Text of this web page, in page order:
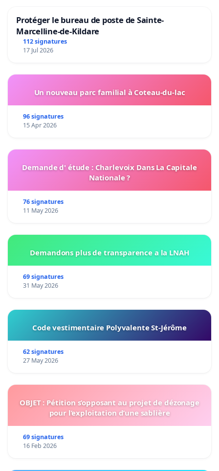
Protéger le bureau de poste de Sainte-
Marcelline-de-Kildare
112 signatures
17 Jul 2026
Un nouveau parc familial à Coteau-du-lac
96 signatures
15 Apr 2026
Demande d' étude : Charlevoix Dans La Capitale
Nationale ?
76 signatures
11 May 2026
Demandons plus de transparence a la LNAH
69 signatures
31 May 2026
Code vestimentaire Polyvalente St-Jérôme
62 signatures
27 May 2026
OBJET : Pétition s’opposant au projet de dézonage
pour l’exploitation d’une sablière
69 signatures
16 Feb 2026